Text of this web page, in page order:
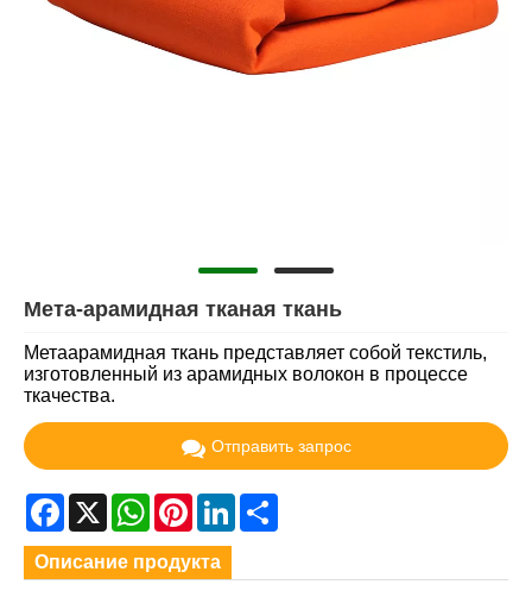
Мета-арамидная тканая ткань
Метаарамидная ткань представляет собой текстиль,
изготовленный из арамидных волокон в процессе
ткачества.
Отправить запрос
Facebook
X WhatsApp
PinterestLinkedIn
Описание продукта